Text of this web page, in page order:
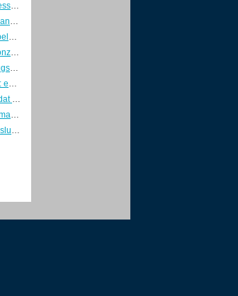
Betere aanpak verward gedrag essentieel voor veiligheid en risicobeheersing
Overheid zet stappen om Nederland weerbaar te maken
Directeur Hoffmann: ‘Antifraudebeleid begint met preventie’
Marcel van Duijn: Wie bewaakt onze DigiD? Tijd voor een Minister van Digitale Zaken
Kaj Hollemans: Schade door drugsgebruik voorkomen met verstandige keuzes
Gezamenlijke drone-verkenning: eerste stap naar één geïntegreerd luchtruimbeeld
Verkennend onderzoek wijst uit dat Nederlanders hun telefoon en fietsaccu veilig opladen
Individualisering van terrorisme maakt dreiging onvoorspelbaarder
Concepten Cyberbeveiligingsbesluit en Besluit weerbaarheid kritieke entiteiten naar de RvS